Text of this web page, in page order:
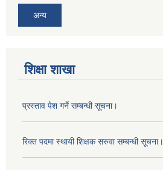
अन्य
शिक्षा शाखा
प्रस्ताव पेश गर्ने सम्बन्धी सूचना।
रिक्त पदमा स्थायी शिक्षक सरुवा सम्बन्धी सूचना।